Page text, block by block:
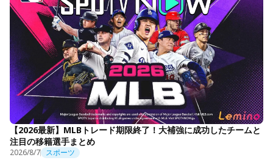
【2026最新】MLBトレード期限終了！大補強に成功したチームと
注目の移籍選手まとめ
2026/8/7 スポーツ